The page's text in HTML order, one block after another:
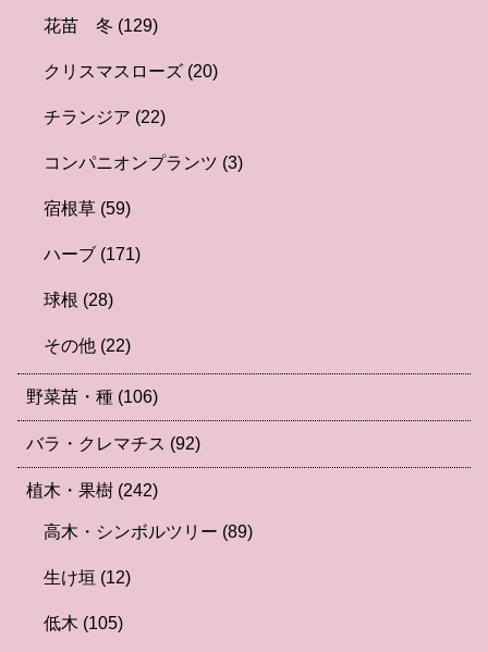
花苗 冬 (129)
クリスマスローズ (20)
チランジア (22)
コンパニオンプランツ (3)
宿根草 (59)
ハーブ (171)
球根 (28)
その他 (22)
野菜苗・種 (106)
バラ・クレマチス (92)
植木・果樹 (242)
高木・シンボルツリー (89)
生け垣 (12)
低木 (105)